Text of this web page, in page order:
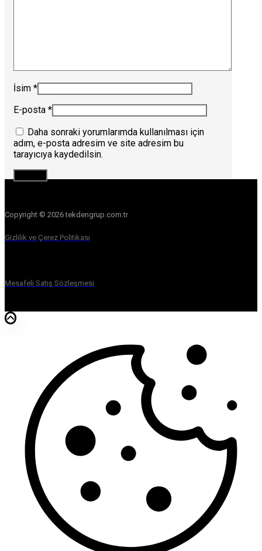
İsim *
E-posta *
Daha sonraki yorumlarımda kullanılması için
adım, e-posta adresim ve site adresim bu
tarayıcıya kaydedilsin.
Copyright © 2026 tekdengrup.com.tr
Gizlilik ve Çerez Politikası
Mesafeli Satış Sözleşmesi